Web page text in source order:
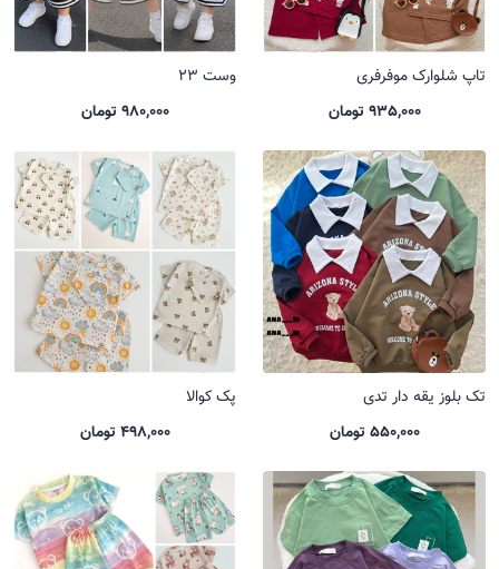
تاپ شلوارک موفرفری
935,000 تومان
وست 23
980,000 تومان
تک بلوز یقه دار تدی
550,000 تومان
پک کوالا
498,000 تومان